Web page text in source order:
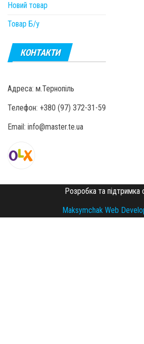
Новий товар
Товар Б/у
КОНТАКТИ
Адреса: м.Тернопіль
Телефон: +380 (97) 372-31-59
Email: info@master.te.ua
Розробка та підтримка
Maksymchak Web